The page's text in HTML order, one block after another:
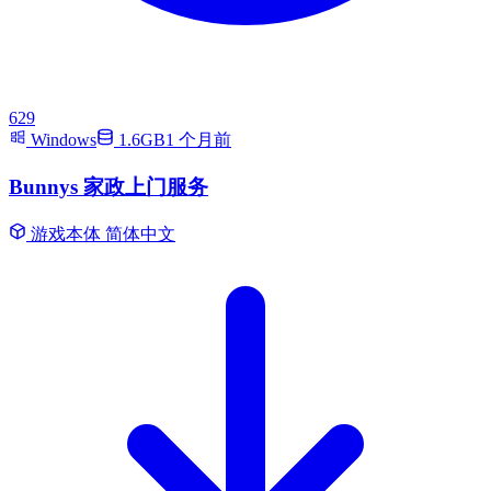
629
Windows
1.6GB1 个月前
Bunnys 家政上门服务
游戏本体 简体中文